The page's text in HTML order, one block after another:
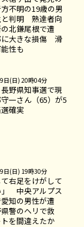
不明の19歳の男
と判明 熟達者向
北鎌尾根で遭
大きな損傷 滑
性も
日(日) 20時04分
長野県知事選で現
一さん（65）が5
確実
日(日) 19時30分
て右足をけがして
」 中央アルプス
知の男性が遭
警のヘリで救
を間違えたか